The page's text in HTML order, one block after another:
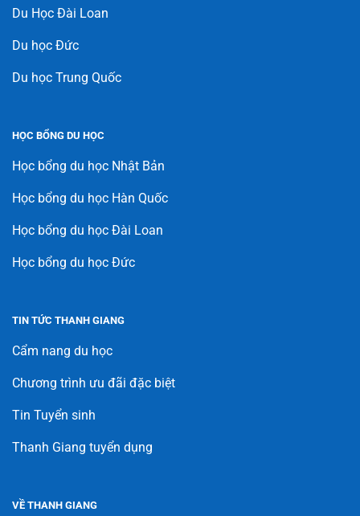
Du Học Đài Loan
Du học Đức
Du học Trung Quốc
HỌC BỔNG DU HỌC
Học bổng du học Nhật Bản
Học bổng du học Hàn Quốc
Học bổng du học Đài Loan
Học bổng du học Đức
TIN TỨC THANH GIANG
Cẩm nang du học
Chương trình ưu đãi đặc biệt
Tin Tuyển sinh
Thanh Giang tuyển dụng
VỀ THANH GIANG